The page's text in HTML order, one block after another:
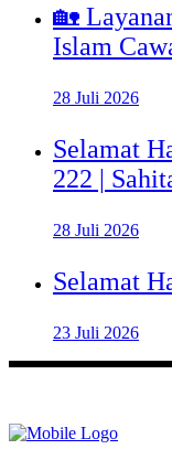
🏡
Islam
28 Juli 2026
Selamat
222 |
28 Juli 2026
Selamat
23 Juli 2026